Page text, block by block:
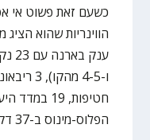
כשעם זאת פשוט אי
הווינריות שהוא
הפלוס-מינוס ב-37 דקות.